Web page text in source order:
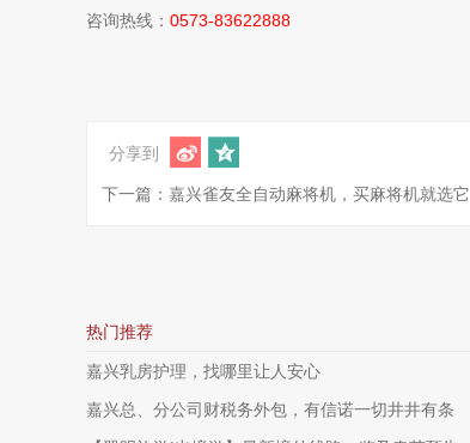
咨询热线： 0573-83622888
分享到
下一篇：嘉兴雀友全自动麻将机，买麻将机就选它
热门推荐
嘉兴乳房护理，找哪里让人安心
嘉兴总、分公司财税务外包，有信诺一切井井有条